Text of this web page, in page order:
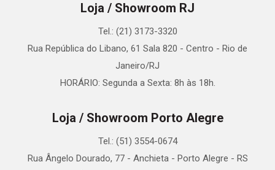
Loja / Showroom RJ
Tel.: (21) 3173-3320
Rua República do Libano, 61 Sala 820 - Centro - Rio de
Janeiro/RJ
HORÁRIO: Segunda a Sexta: 8h às 18h.
Loja / Showroom Porto Alegre
Tel.: (51) 3554-0674
Rua Ângelo Dourado, 77 - Anchieta - Porto Alegre - RS